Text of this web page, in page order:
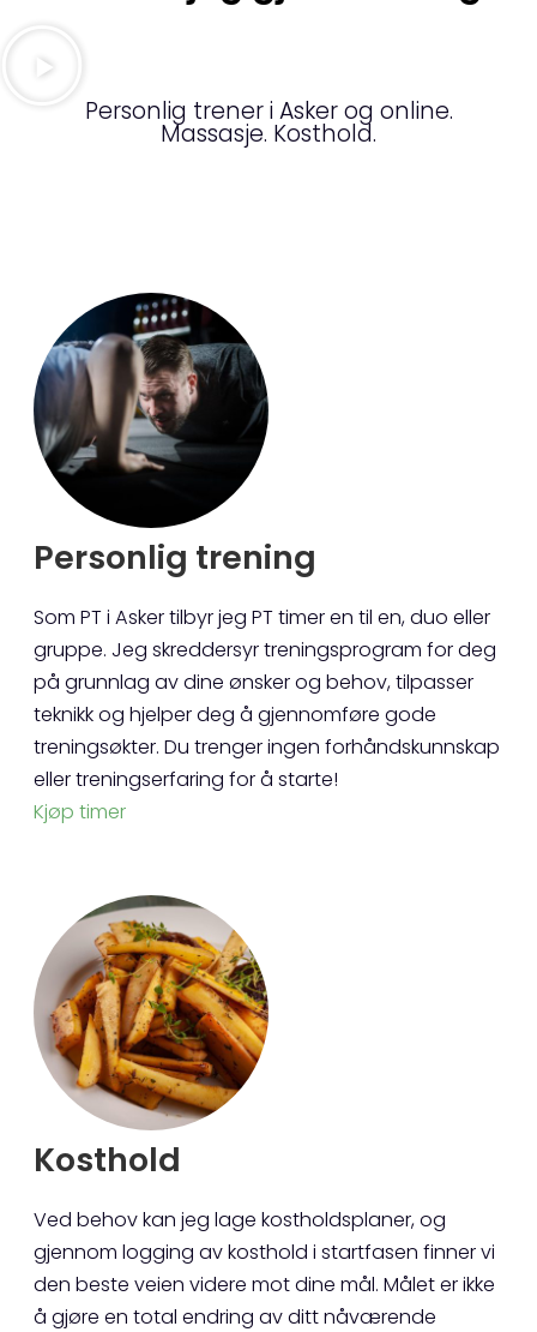
Personlig trener i Asker og online.
Massasje. Kosthold.
Personlig trening
Som PT i Asker tilbyr jeg PT timer en til en, duo eller
gruppe. Jeg skreddersyr treningsprogram for deg
på grunnlag av dine ønsker og behov, tilpasser
teknikk og hjelper deg å gjennomføre gode
treningsøkter. Du trenger ingen forhåndskunnskap
eller treningserfaring for å starte!
Kjøp timer
Kosthold
Ved behov kan jeg lage kostholdsplaner, og
gjennom logging av kosthold i startfasen finner vi
den beste veien videre mot dine mål. Målet er ikke
å gjøre en total endring av ditt nåværende